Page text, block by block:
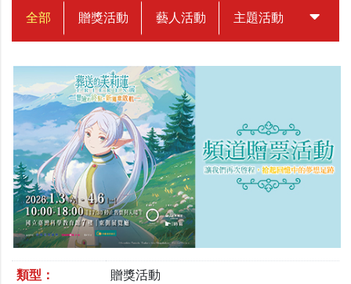
全部 贈獎活動 藝人活動 主題活動 中獎名
類型： 贈獎活動